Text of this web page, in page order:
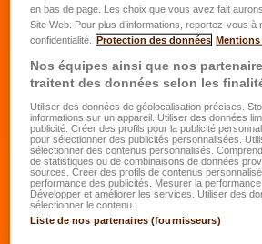
Nom*
Date de naissance*
JJ.MM.AAAA
Rue/N°*
en bas de page. Les choix que vous avez fait
Site Web. Pour plus d’informations, reportez-vous à
confidentialité.
Protection des données Mentions
Nos équipes ainsi que nos
traitent des données selon les
Utiliser des données de géolocalisation précises.
informations sur un appareil. Utiliser des données
publicité. Créer des profils pour la publicité
pour sélectionner des publicités personnalisées.
sélectionner des contenus personnalisés.
de statistiques ou de combinaisons de données
sources. Créer des profils de contenus
performance des publicités. Mesurer la performance
Développer et améliorer les services. Utiliser des
sélectionner le contenu.
Liste de nos partenaires (fournisseurs)